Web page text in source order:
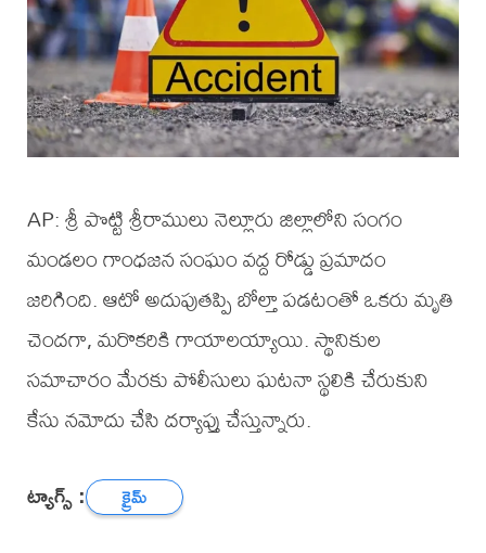
AP: శ్రీ పొట్టి శ్రీరాములు నెల్లూరు జిల్లాలోని సంగం
మండలం గాంధజన సంఘం వద్ద రోడ్డు ప్రమాదం
జరిగింది. ఆటో అదుపుతప్పి బోల్తా పడటంతో ఒకరు మృతి
చెందగా, మరొకరికి గాయాలయ్యాయి. స్థానికుల
సమాచారం మేరకు పోలీసులు ఘటనా స్థలికి చేరుకుని
కేసు నమోదు చేసి దర్యాప్తు చేస్తున్నారు.
ట్యాగ్స్ : క్రైమ్